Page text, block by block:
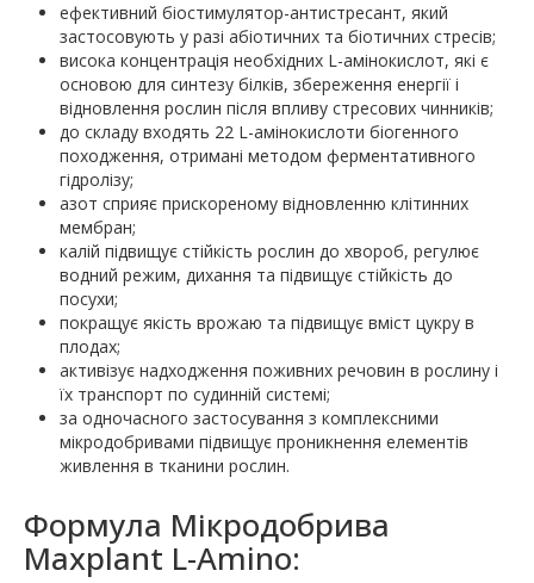
ефективний біостимулятор-антистресант, який
застосовують у разі абіотичних та біотичних стресів;
висока концентрація необхідних L-амінокислот, які є
основою для синтезу білків, збереження енергії і
відновлення рослин після впливу стресових чинників;
до складу входять 22 L-амінокислоти біогенного
походження, отримані методом ферментативного
гідролізу;
азот сприяє прискореному відновленню клітинних
мембран;
калій підвищує стійкість рослин до хвороб, регулює
водний режим, дихання та підвищує стійкість до
посухи;
покращує якість врожаю та підвищує вміст цукру в
плодах;
активізує надходження поживних речовин в рослину і
їх транспорт по судинній системі;
за одночасного застосування з комплексними
мікродобривами підвищує проникнення елементів
живлення в тканини рослин.
Формула Мікродобрива
Maxplant L-Amino: